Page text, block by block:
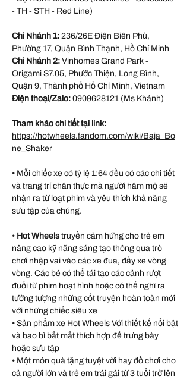
- TH - STH - Red Line)
Chi Nhánh 1: 236/26E Điện Biên Phủ,
Phường 17, Quận Bình Thạnh, Hồ Chí Minh
Chi Nhánh 2: Vinhomes Grand Park -
Origami S7.05, Phước Thiện, Long Bình,
Quận 9, Thành phố Hồ Chí Minh, Vietnam
Điện thoại/Zalo: 0909628121 (Ms Khánh)
Tham khảo chi tiết tại link:
https://hotwheels.fandom.com/wiki/Baja_Bo
ne_Shaker
• Mỗi chiếc xe có tỷ lệ 1:64 đều có các chi tiết
và trang trí chân thực mà người hâm mộ sẽ
nhận ra từ loạt phim và yêu thích khả năng
sưu tập của chúng.
• Hot Wheelstruyền cảm hứng cho trẻ em
nâng cao kỹ năng sáng tạo thông qua trò
chơi nhập vai vào các xe đua, đẩy xe vòng
vòng. Các bé có thể tái tạo các cảnh rượt
đuổi từ phim hoạt hình hoặc có thể nghĩ ra
tưởng tượng những cốt truyện hoàn toàn mới
với những chiếc siêu xe
• Sản phẩm xe Hot Wheels Với thiết kế nổi bật
và bao bì bắt mắt thích hợp để trưng bày
hoặc sưu tập
• Một món quà tặng tuyệt vời hay đồ chơi cho
cả người lớn và trẻ em trái gái từ 3 tuổi trở lên